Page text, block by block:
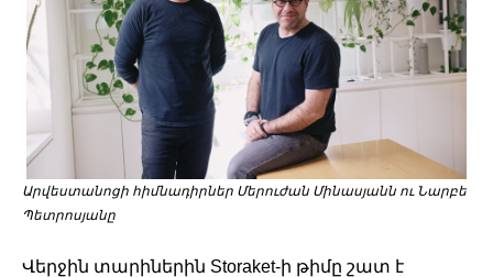
Արվեստանոցի հիմնադիրներ Մերուժան Մինասյանն ու Նարբե
Պետրոսյանը
Վերջին տարիներին Storaket-ի թիմը շատ է